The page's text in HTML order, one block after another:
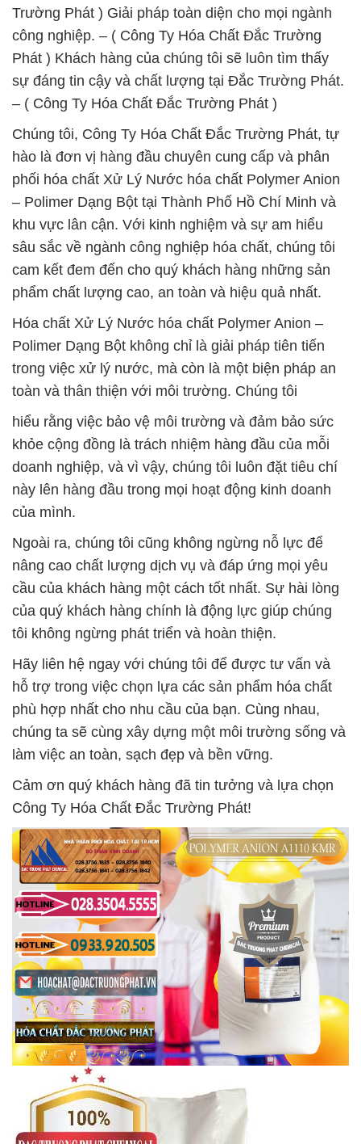
Trường Phát ) Giải pháp toàn diện cho mọi ngành
công nghiệp. – ( Công Ty Hóa Chất Đắc Trường
Phát ) Khách hàng của chúng tôi sẽ luôn tìm thấy
sự đáng tin cậy và chất lượng tại Đắc Trường Phát.
– ( Công Ty Hóa Chất Đắc Trường Phát )
Chúng tôi, Công Ty Hóa Chất Đắc Trường Phát, tự
hào là đơn vị hàng đầu chuyên cung cấp và phân
phối hóa chất Xử Lý Nước hóa chất Polymer Anion
– Polimer Dạng Bột tại Thành Phố Hồ Chí Minh và
khu vực lân cận. Với kinh nghiệm và sự am hiểu
sâu sắc về ngành công nghiệp hóa chất, chúng tôi
cam kết đem đến cho quý khách hàng những sản
phẩm chất lượng cao, an toàn và hiệu quả nhất.
Hóa chất Xử Lý Nước hóa chất Polymer Anion –
Polimer Dạng Bột không chỉ là giải pháp tiên tiến
trong việc xử lý nước, mà còn là một biện pháp an
toàn và thân thiện với môi trường. Chúng tôi
hiểu rằng việc bảo vệ môi trường và đảm bảo sức
khỏe cộng đồng là trách nhiệm hàng đầu của mỗi
doanh nghiệp, và vì vậy, chúng tôi luôn đặt tiêu chí
này lên hàng đầu trong mọi hoạt động kinh doanh
của mình.
Ngoài ra, chúng tôi cũng không ngừng nỗ lực để
nâng cao chất lượng dịch vụ và đáp ứng mọi yêu
cầu của khách hàng một cách tốt nhất. Sự hài lòng
của quý khách hàng chính là động lực giúp chúng
tôi không ngừng phát triển và hoàn thiện.
Hãy liên hệ ngay với chúng tôi để được tư vấn và
hỗ trợ trong việc chọn lựa các sản phẩm hóa chất
phù hợp nhất cho nhu cầu của bạn. Cùng nhau,
chúng ta sẽ cùng xây dựng một môi trường sống và
làm việc an toàn, sạch đẹp và bền vững.
Cảm ơn quý khách hàng đã tin tưởng và lựa chọn
Công Ty Hóa Chất Đắc Trường Phát!